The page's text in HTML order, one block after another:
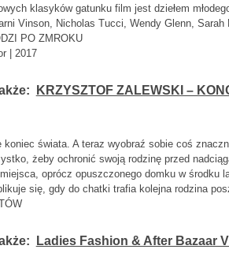
klasyków gatunku film jest dziełem
Vinson, Nicholas Tucci, Wendy Glenn,
PO ZMROKU
| 2017
KRZYSZTOF ZALEWSKI –
koniec świata. A teraz wyobraź sobie coś
żeby ochronić swoją rodzinę przed
oprócz opuszczonego domku w środku
się, gdy do chatki trafia kolejna rodzina
Ladies Fashion & After Bazaar VI